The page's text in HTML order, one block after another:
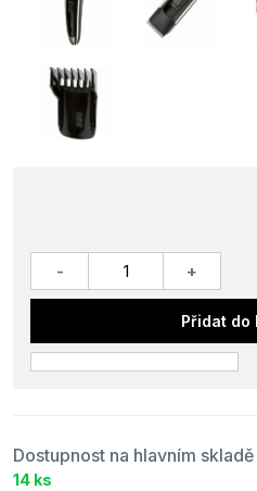
Přidat do
Dostupnost na hlavním skladě
14 ks